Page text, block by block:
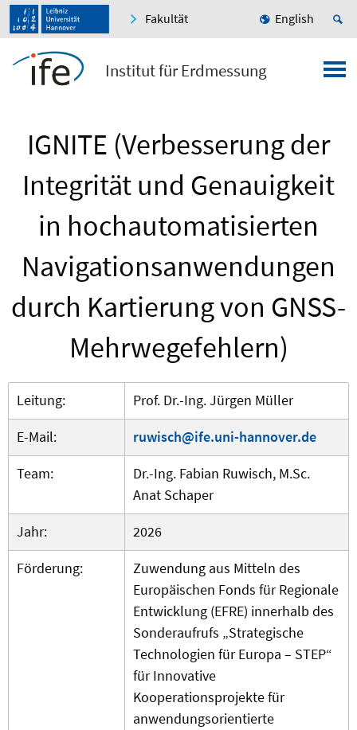
Fakultät English
Institut für Erdmessung
IGNITE (Verbesserung der
Integrität und Genauigkeit
in hochautomatisierten
Navigationsanwendungen
durch Kartierung von GNSS-
Mehrwegefehlern)
Leitung:
Prof. Dr.-Ing. Jürgen Müller
E-Mail:
ruwisch@ife.uni-hannover.de
Team:
Dr.-Ing. Fabian Ruwisch, M.Sc.
Anat Schaper
Jahr:
2026
Förderung:
Zuwendung aus Mitteln des
Europäischen Fonds für Regionale
Entwicklung (EFRE) innerhalb des
Sonderaufrufs „Strategische
Technologien für Europa – STEP“
für Innovative
Kooperationsprojekte für
anwendungsorientierte